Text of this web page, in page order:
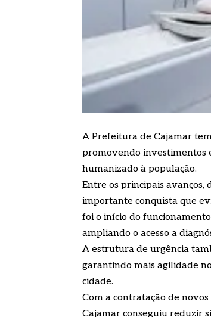
A Prefeitura de Cajamar
promovendo investimentos
humanizado à população.
Entre os principais avanços,
importante conquista que
foi o início do
ampliando o acesso a
A estrutura de urgência
garantindo mais agilidade
cidade.
Com a contratação de
Cajamar conseguiu reduzir